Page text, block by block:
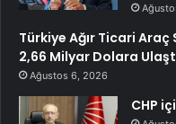
Türkiye Ağır Ticari Araç
2,66 Milyar Dolara
Ağustos 6, 2026
CHP